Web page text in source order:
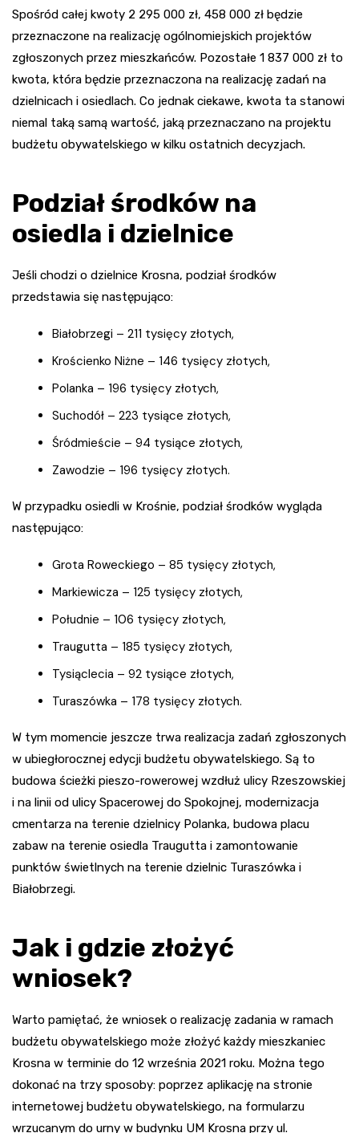
Spośród całej kwoty 2 295 000 zł, 458 000 zł będzie
przeznaczone na realizację ogólnomiejskich projektów
zgłoszonych przez mieszkańców. Pozostałe 1 837 000 zł to
kwota, która będzie przeznaczona na realizację zadań na
dzielnicach i osiedlach. Co jednak ciekawe, kwota ta stanowi
niemal taką samą wartość, jaką przeznaczano na projektu
budżetu obywatelskiego w kilku ostatnich decyzjach.
Podział środków na
osiedla i dzielnice
Jeśli chodzi o dzielnice Krosna, podział środków
przedstawia się następująco:
Białobrzegi – 211 tysięcy złotych,
Krościenko Niżne – 146 tysięcy złotych,
Polanka – 196 tysięcy złotych,
Suchodół – 223 tysiące złotych,
Śródmieście – 94 tysiące złotych,
Zawodzie – 196 tysięcy złotych.
W przypadku osiedli w Krośnie, podział środków wygląda
następująco:
Grota Roweckiego – 85 tysięcy złotych,
Markiewicza – 125 tysięcy złotych,
Południe – 106 tysięcy złotych,
Traugutta – 185 tysięcy złotych,
Tysiąclecia – 92 tysiące złotych,
Turaszówka – 178 tysięcy złotych.
W tym momencie jeszcze trwa realizacja zadań zgłoszonych
w ubiegłorocznej edycji budżetu obywatelskiego. Są to
budowa ścieżki pieszo-rowerowej wzdłuż ulicy Rzeszowskiej
i na linii od ulicy Spacerowej do Spokojnej, modernizacja
cmentarza na terenie dzielnicy Polanka, budowa placu
zabaw na terenie osiedla Traugutta i zamontowanie
punktów świetlnych na terenie dzielnic Turaszówka i
Białobrzegi.
Jak i gdzie złożyć
wniosek?
Warto pamiętać, że wniosek o realizację zadania w ramach
budżetu obywatelskiego może złożyć każdy mieszkaniec
Krosna w terminie do 12 września 2021 roku. Można tego
dokonać na trzy sposoby: poprzez aplikację na stronie
internetowej budżetu obywatelskiego, na formularzu
wrzucanym do urny w budynku UM Krosna przy ul.